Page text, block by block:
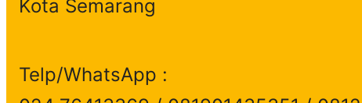
Kota Semarang
Telp/WhatsApp :